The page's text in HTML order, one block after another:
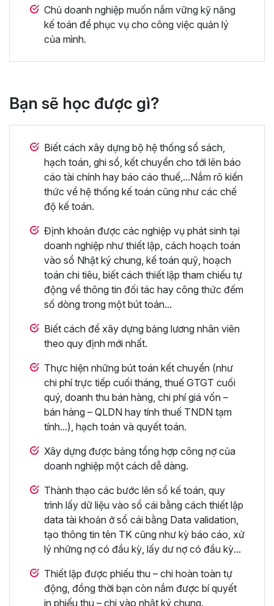
Chủ doanh nghiệp muốn nắm vững kỹ năng
kế toán để phục vụ cho công việc quản lý
của mình.
Bạn sẽ học được gì?
Biết cách xây dựng bộ hệ thống sổ sách,
hạch toán, ghi sổ, kết chuyển cho tới lên báo
cáo tài chính hay báo cáo thuế,...Nắm rõ kiến
thức về hệ thống kế toán cũng như các chế
độ kế toán.
Định khoản được các nghiệp vụ phát sinh tại
doanh nghiệp như thiết lập, cách hoạch toán
vào sổ Nhật ký chung, kế toán quỹ, hoạch
toán chi tiêu, biết cách thiết lập tham chiếu tự
động về thông tin đối tác hay công thức đếm
số dòng trong một bút toán...
Biết cách để xây dựng bảng lương nhân viên
theo quy định mới nhất.
Thực hiện những bút toán kết chuyển (như
chi phí trực tiếp cuối tháng, thuế GTGT cuối
quý, doanh thu bán hàng, chi phí giá vốn –
bán hàng – QLDN hay tính thuế TNDN tạm
tính...), hạch toán và quyết toán.
Xây dựng được bảng tổng hợp công nợ của
doanh nghiệp một cách dễ dàng.
Thành thạo các bước lên sổ kế toán, quy
trình lấy dữ liệu vào sổ cái bằng cách thiết lập
data tài khoản ở sổ cái bằng Data validation,
tạo thông tin tên TK cũng như kỳ báo cáo, xử
lý những nợ có đầu kỳ, lấy dư nợ có đầu kỳ...
Thiết lập được phiếu thu – chi hoàn toàn tự
động, đồng thời bạn còn nắm được bí quyết
in phiếu thu – chi vào nhật ký chung.